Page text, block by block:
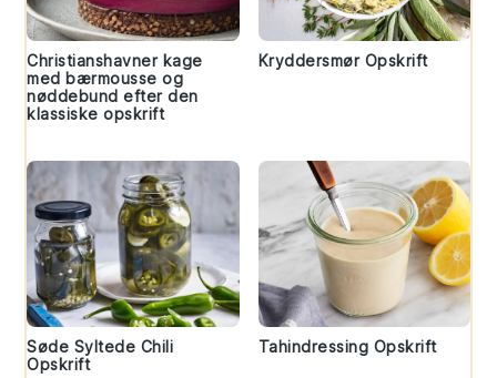
Christianshavner kage
med bærmousse og
nøddebund efter den
klassiske opskrift
Kryddersmør Opskrift
Søde Syltede Chili
Opskrift
Tahindressing Opskrift